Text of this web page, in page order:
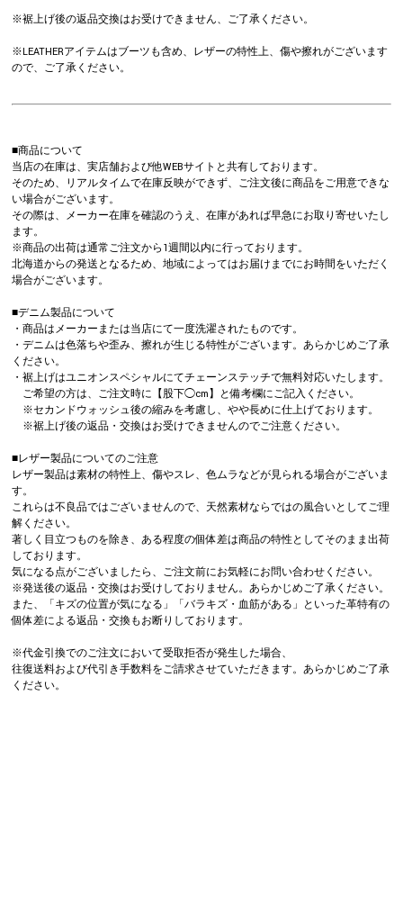
※裾上げ後の返品交換はお受けできません、ご了承ください。
※LEATHERアイテムはブーツも含め、レザーの特性上、傷や擦れがございます
ので、ご了承ください。
■商品について
当店の在庫は、実店舗および他WEBサイトと共有しております。
そのため、リアルタイムで在庫反映ができず、ご注文後に商品をご用意できな
い場合がございます。
その際は、メーカー在庫を確認のうえ、在庫があれば早急にお取り寄せいたし
ます。
※商品の出荷は通常ご注文から1週間以内に行っております。
北海道からの発送となるため、地域によってはお届けまでにお時間をいただく
場合がございます。
■デニム製品について
・商品はメーカーまたは当店にて一度洗濯されたものです。
・デニムは色落ちや歪み、擦れが生じる特性がございます。あらかじめご了承
ください。
・裾上げはユニオンスペシャルにてチェーンステッチで無料対応いたします。
ご希望の方は、ご注文時に【股下◯cm】と備考欄にご記入ください。
※セカンドウォッシュ後の縮みを考慮し、やや長めに仕上げております。
※裾上げ後の返品・交換はお受けできませんのでご注意ください。
■レザー製品についてのご注意
レザー製品は素材の特性上、傷やスレ、色ムラなどが見られる場合がございま
す。
これらは不良品ではございませんので、天然素材ならではの風合いとしてご理
解ください。
著しく目立つものを除き、ある程度の個体差は商品の特性としてそのまま出荷
しております。
気になる点がございましたら、ご注文前にお気軽にお問い合わせください。
※発送後の返品・交換はお受けしておりません。あらかじめご了承ください。
また、「キズの位置が気になる」「バラキズ・血筋がある」といった革特有の
個体差による返品・交換もお断りしております。
※代金引換でのご注文において受取拒否が発生した場合、
往復送料および代引き手数料をご請求させていただきます。あらかじめご了承
ください。